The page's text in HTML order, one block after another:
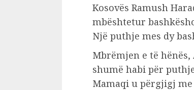
Kosovës Ramush
mbështetur
Një puthje mes dy
Mbrëmjen e të
shumë habi për
Mamaqi u përgjigj